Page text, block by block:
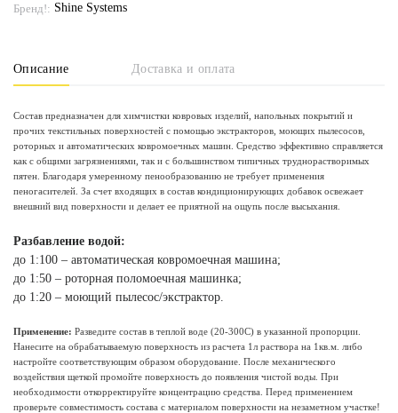
Бренд!: Shine Systems
Описание Доставка и оплата
Состав предназначен для химчистки ковровых изделий, напольных покрытий и
прочих текстильных поверхностей с помощью экстракторов, моющих пылесосов,
роторных и автоматических ковромоечных машин. Средство эффективно справляется
как с общими загрязнениями, так и с большинством типичных труднорастворимых
пятен. Благодаря умеренному пенообразованию не требует применения
пеногасителей. За счет входящих в состав кондиционирующих добавок освежает
внешний вид поверхности и делает ее приятной на ощупь после высыхания.
Разбавление водой:
до 1:100 – автоматическая ковромоечная машина;
до 1:50 – роторная поломоечная машинка;
до 1:20 – моющий пылесос/экстрактор.
Применение: Разведите состав в теплой воде (20-300С) в указанной пропорции.
Нанесите на обрабатываемую поверхность из расчета 1л раствора на 1кв.м. либо
настройте соответствующим образом оборудование. После механического
воздействия щеткой промойте поверхность до появления чистой воды. При
необходимости откорректируйте концентрацию средства. Перед применением
проверьте совместимость состава с материалом поверхности на незаметном участке!